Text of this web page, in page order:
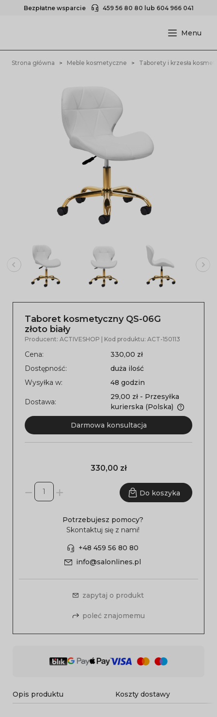
Bezpłatne wsparcie 459 56 80 80 lub 604 966 041
Strona główna Meble kosmetyczne Taborety i krzesła
Taboret kosmetyczny QS-06G
złoto biały
Producent: ACTIVESHOP | Kod produktu: ACT-150113
Cena:
330,00 zł
Dostępność:
duża ilość
Wysyłka w:
48 godzin
Dostawa:
29,00 zł - Przesyłka
kurierska (Polska)
Darmowa konsultacja
330,00 zł
Do koszyka
Potrzebujesz pomocy?
Skontaktuj się z nami!
+48 459 56 80 80
info@salonlines.pl
zapytaj o produkt
poleć znajomemu
Opis produktu Koszty dostawy